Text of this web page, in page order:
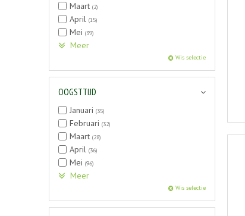
Maart (2)
April (15)
Mei (39)
Meer
Wis selectie
OOGSTTIJD
Januari (35)
Februari (32)
Maart (28)
April (36)
Mei (96)
Meer
Wis selectie